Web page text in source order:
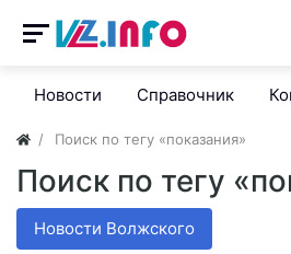
Новости Справочник
Поиск по тегу «показания»
Поиск по тегу
Новости Волжского